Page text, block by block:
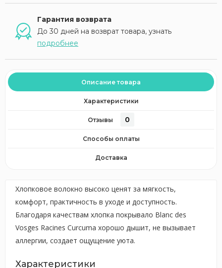
Гарантия возврата
До 30 дней на возврат товара, узнать
подробнее
Описание товара
Характеристики
Отзывы 0
Способы оплаты
Доставка
Хлопковое волокно высоко ценят за мягкость,
комфорт, практичность в уходе и доступность.
Благодаря качествам хлопка покрывало Blanc des
Vosges Racines Curcuma хорошо дышит, не вызывает
аллергии, создает ощущение уюта.
Характеристики